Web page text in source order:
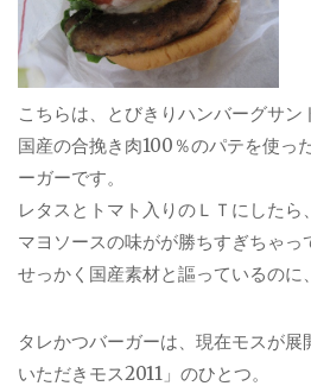
こちらは、とびきりハンバーグサン
国産の合挽き肉100％のパテを使っ
ーガーです。
レタスとトマト入りのＬＴにした
マヨソースの味がが勝ちすぎちゃっ
せっかく国産素材と謳っているのに
タレかつバーガーは、現在モスが
いただきモス2011」のひとつ。